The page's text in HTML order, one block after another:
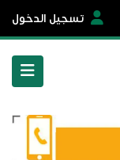
تسجيل الدخول